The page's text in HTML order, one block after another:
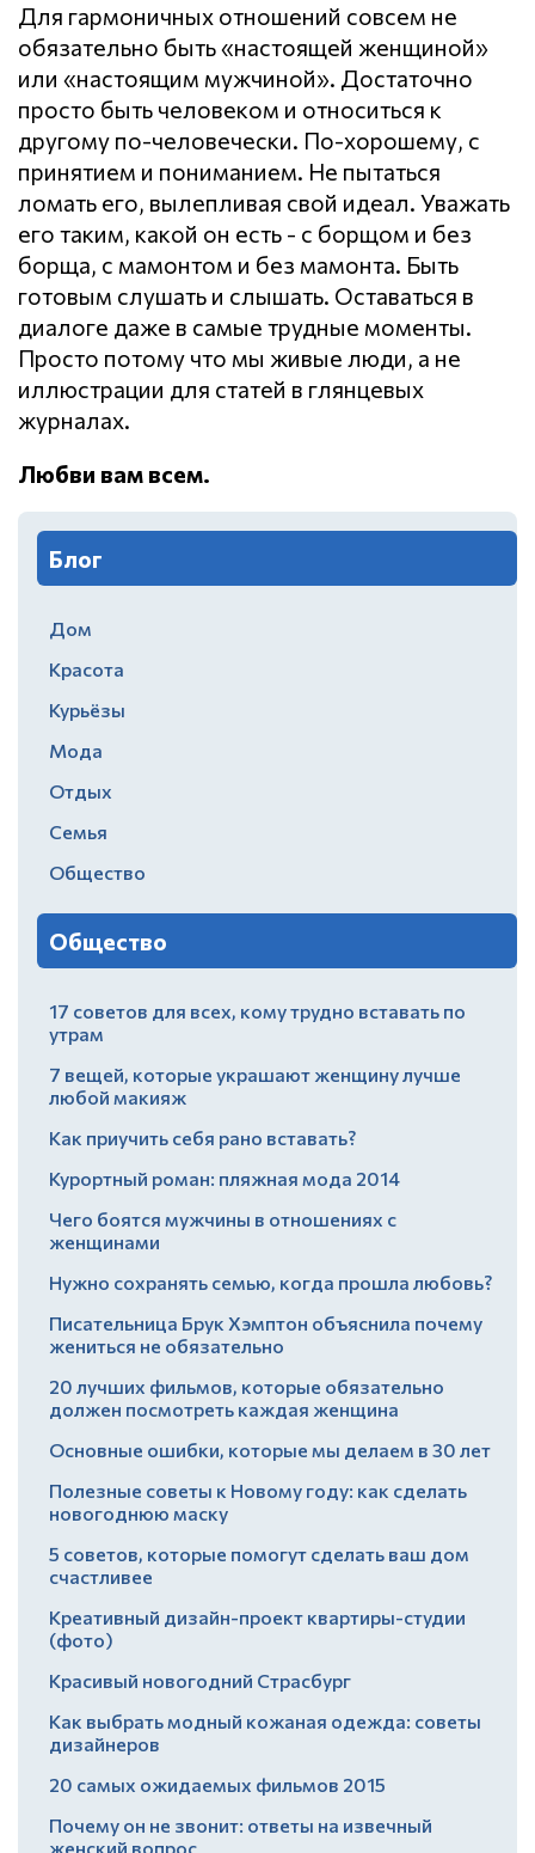
Для гармоничных отношений совсем не
обязательно быть «настоящей женщиной»
или «настоящим мужчиной». Достаточно
просто быть человеком и относиться к
другому по-человечески. По-хорошему, с
принятием и пониманием. Не пытаться
ломать его, вылепливая свой идеал. Уважать
его таким, какой он есть - с борщом и без
борща, с мамонтом и без мамонта. Быть
готовым слушать и слышать. Оставаться в
диалоге даже в самые трудные моменты.
Просто потому что мы живые люди, а не
иллюстрации для статей в глянцевых
журналах.
Любви вам всем.
Блог
Дом
Красота
Курьёзы
Мода
Отдых
Семья
Общество
Общество
17 советов для всех, кому трудно вставать по
утрам
7 вещей, которые украшают женщину лучше
любой макияж
Как приучить себя рано вставать?
Курортный роман: пляжная мода 2014
Чего боятся мужчины в отношениях с
женщинами
Нужно сохранять семью, когда прошла любовь?
Писательница Брук Хэмптон объяснила почему
жениться не обязательно
20 лучших фильмов, которые обязательно
должен посмотреть каждая женщина
Основные ошибки, которые мы делаем в 30 лет
Полезные советы к Новому году: как сделать
новогоднюю маску
5 советов, которые помогут сделать ваш дом
счастливее
Креативный дизайн-проект квартиры-студии
(фото)
Красивый новогодний Страсбург
Как выбрать модный кожаная одежда: советы
дизайнеров
20 самых ожидаемых фильмов 2015
Почему он не звонит: ответы на извечный
женский вопрос